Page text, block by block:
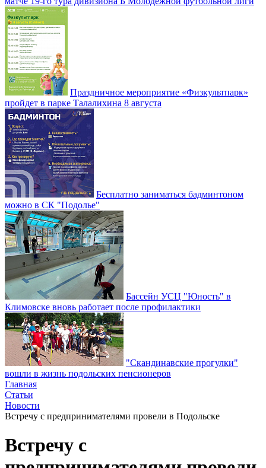
Праздничное мероприятие «Физкультпарк»
пройдет в парке Талалихина 8 августа
Бесплатно заниматься бадминтоном
можно в СК "Подолье"
Бассейн УСЦ "Юность" в
Климовске вновь работает после профилактики
"Скандинавские прогулки"
вошли в жизнь подольских пенсионеров
Главная
Статьи
Новости
Встречу с предпринимателями провели в Подольске
Встречу с